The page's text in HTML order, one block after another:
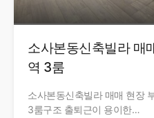
소사본동신축빌라 매
역 3룸
소사본동신축빌라 매매 현장
3룸구조 출퇴근이 용이한…